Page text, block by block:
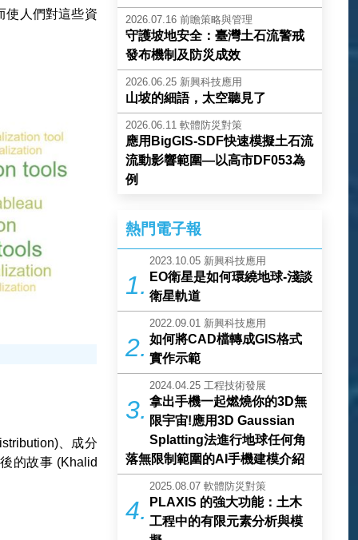
使人們對這些資
、成分
的故事 (Khalid
2026.07.16 前瞻策略與管理
守護坡地安全：臺灣土石流警戒
發布機制及防災成效
2026.06.25 新興科技應用
山坡的細語，太空聽見了
2026.06.11 軟體防災對策
應用BigGIS-SDF快速模擬土石流
流動影響範圍—以高市DF053為
例
熱門電子報
1.
2023.10.05 新興科技應用
EO衛星是如何環繞地球-淺談
衛星軌道
2.
2022.09.01 新興科技應用
如何將CAD檔轉成GIS格式
實作示範
3.
2024.04.25 工程技術發展
拿出手機一起燃燒你的3D無
限宇宙!應用3D Gaussian
Splatting法進行地球任何角
落無限制範圍的AI手機建模介紹
4.
2025.08.07 軟體防災對策
PLAXIS 的強大功能：土木
工程中的有限元素分析與模